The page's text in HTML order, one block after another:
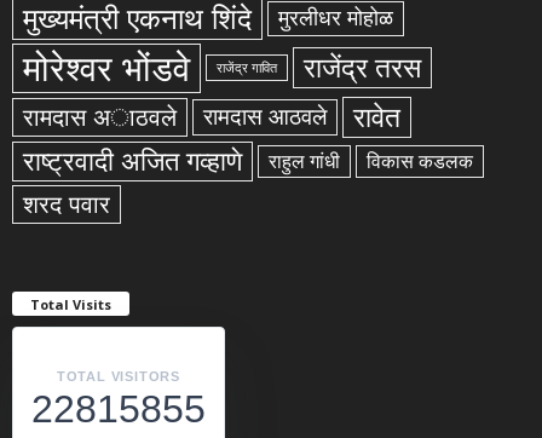
मुख्यमंत्री एकनाथ शिंदे मुरलीधर मोहोळ
मोरेश्वर भोंडवे राजेंद्र गावित राजेंद्र तरस
रामदास अाठवले रामदास आठवले रावेत
राष्ट्रवादी अजित गव्हाणे राहुल गांधी विकास कडलक
शरद पवार
Total Visits
TOTAL VISITORS
22815855